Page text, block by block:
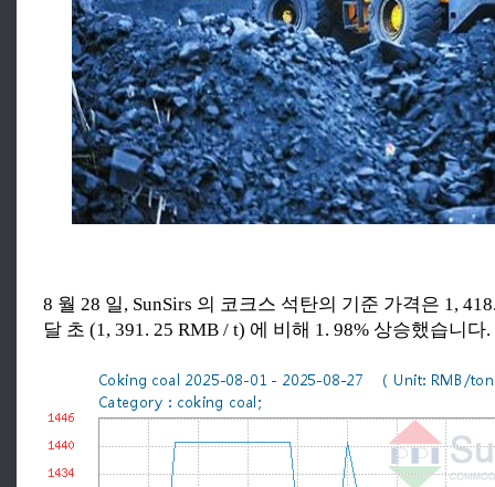
8 월 28 일, SunSirs 의 코크스 석탄의 기준 가격은 1,
달 초 (1, 391. 25 RMB / t) 에 비해 1. 98% 상승했습니다.